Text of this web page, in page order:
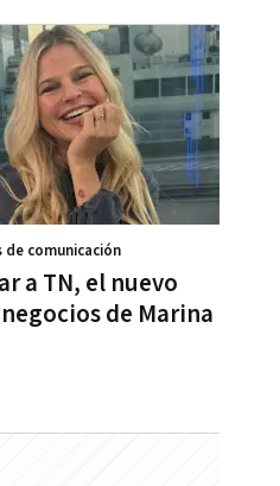
a TN, el nuevo
de Marina
de comunicación